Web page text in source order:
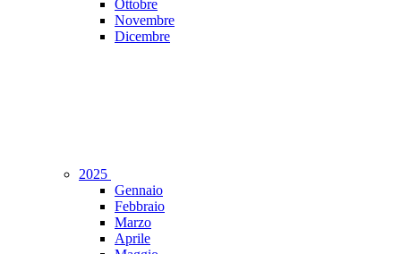
Ottobre
Novembre
Dicembre
2025
Gennaio
Febbraio
Marzo
Aprile